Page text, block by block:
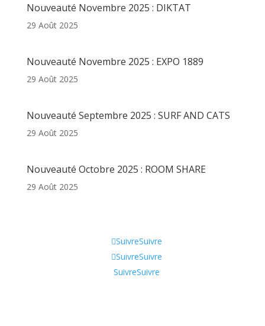
Nouveauté Novembre 2025 : DIKTAT
29 Août 2025
Nouveauté Novembre 2025 : EXPO 1889
29 Août 2025
Nouveauté Septembre 2025 : SURF AND CATS
29 Août 2025
Nouveauté Octobre 2025 : ROOM SHARE
29 Août 2025
SuivreSuivre
SuivreSuivre
SuivreSuivre